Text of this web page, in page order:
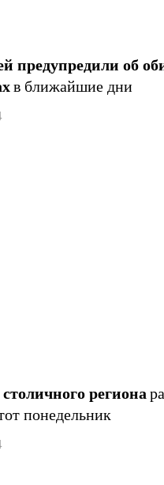
предупредили об
в ближайшие дни
региона
понедельник